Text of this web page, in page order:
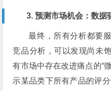
3. 预测市场机会：数据
最终，所有分析都要
竞品分析，可以发现尚未
有市场中存在改进痛点的“
示某品类下所有产品的评